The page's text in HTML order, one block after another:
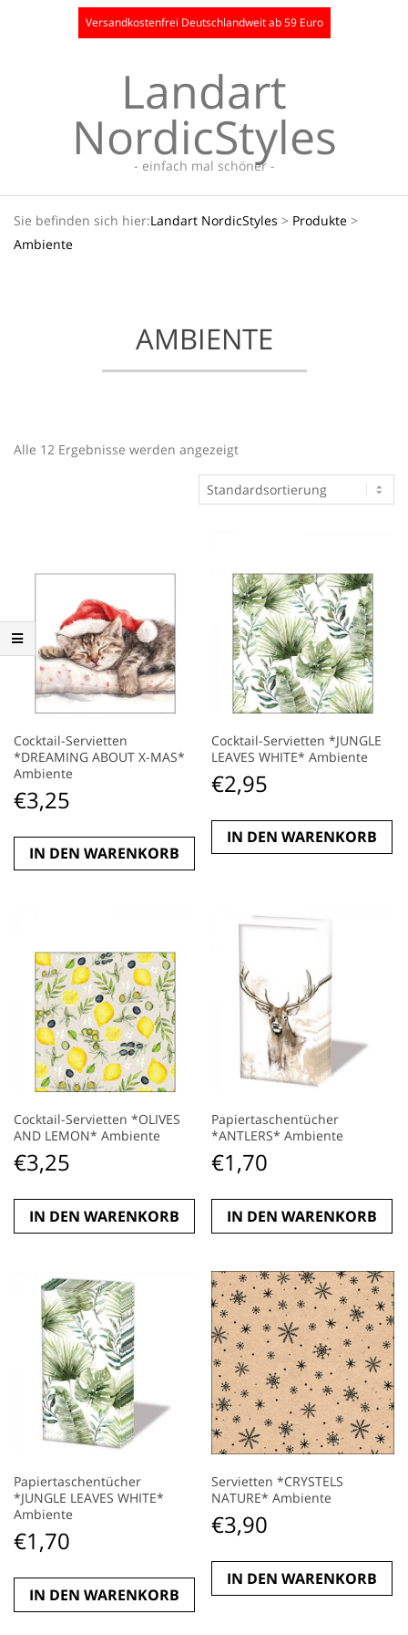
Versandkostenfrei Deutschlandweit ab 59 Euro
Landart
NordicStyles
- einfach mal schöner -
Navigation
Menu
Sie befinden sich hier:Landart NordicStyles > Produkte >
Ambiente
AMBIENTE
Alle 12 Ergebnisse werden angezeigt
Cocktail-Servietten
*DREAMING ABOUT X-MAS*
Ambiente
€3,25
IN DEN WARENKORB
Cocktail-Servietten *JUNGLE
LEAVES WHITE* Ambiente
€2,95
IN DEN WARENKORB
Cocktail-Servietten *OLIVES
AND LEMON* Ambiente
€3,25
IN DEN WARENKORB
Papiertaschentücher
*ANTLERS* Ambiente
€1,70
IN DEN WARENKORB
Papiertaschentücher
*JUNGLE LEAVES WHITE*
Ambiente
€1,70
IN DEN WARENKORB
Servietten *CRYSTELS
NATURE* Ambiente
€3,90
IN DEN WARENKORB